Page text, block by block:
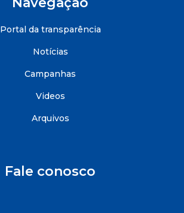
Portal da transparência
Notícias
Campanhas
Videos
Arquivos
Fale conosco